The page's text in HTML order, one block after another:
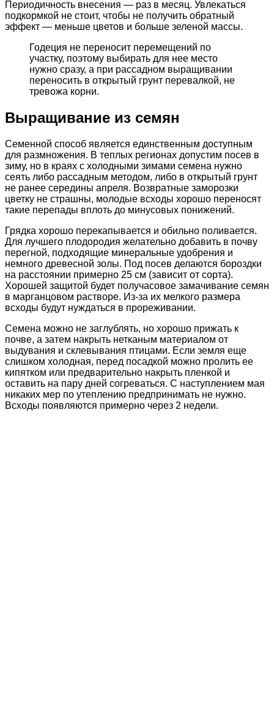
Периодичность внесения — раз в месяц. Увлекаться
подкормкой не стоит, чтобы не получить обратный
эффект — меньше цветов и больше зеленой массы.
Годеция не переносит перемещений по
участку, поэтому выбирать для нее место
нужно сразу, а при рассадном выращивании
переносить в открытый грунт перевалкой, не
тревожа корни.
Выращивание из семян
Семенной способ является единственным доступным
для размножения. В теплых регионах допустим посев в
зиму, но в краях с холодными зимами семена нужно
сеять либо рассадным методом, либо в открытый грунт
не ранее середины апреля. Возвратные заморозки
цветку не страшны, молодые всходы хорошо переносят
такие перепады вплоть до минусовых понижений.
Грядка хорошо перекапывается и обильно поливается.
Для лучшего плодородия желательно добавить в почву
перегной, подходящие минеральные удобрения и
немного древесной золы. Под посев делаются бороздки
на расстоянии примерно 25 см (зависит от сорта).
Хорошей защитой будет получасовое замачивание семян
в марганцовом растворе. Из-за их мелкого размера
всходы будут нуждаться в прореживании.
Семена можно не заглублять, но хорошо прижать к
почве, а затем накрыть нетканым материалом от
выдувания и склевывания птицами. Если земля еще
слишком холодная, перед посадкой можно пролить ее
кипятком или предварительно накрыть пленкой и
оставить на пару дней согреваться. С наступлением мая
никаких мер по утеплению предпринимать не нужно.
Всходы появляются примерно через 2 недели.